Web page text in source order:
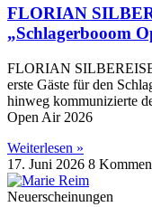
FLORIAN
„Schlagerbooom
FLORIAN
erste Gäste für den
hinweg kommunizierte
Open Air 2026
Weiterlesen »
17. Juni 2026 8
Neuerscheinungen